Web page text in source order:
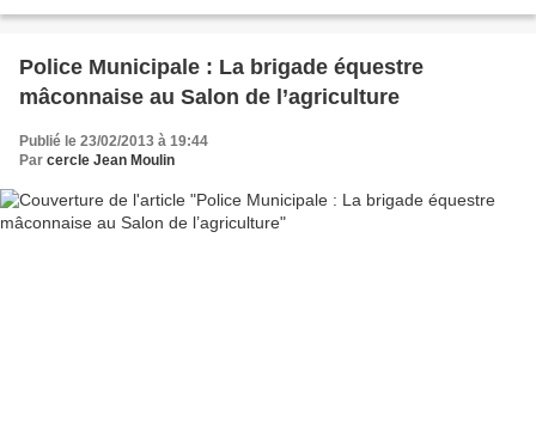
Police Municipale : La brigade équestre
mâconnaise au Salon de l’agriculture
Publié le 23/02/2013 à 19:44
Par cercle Jean Moulin